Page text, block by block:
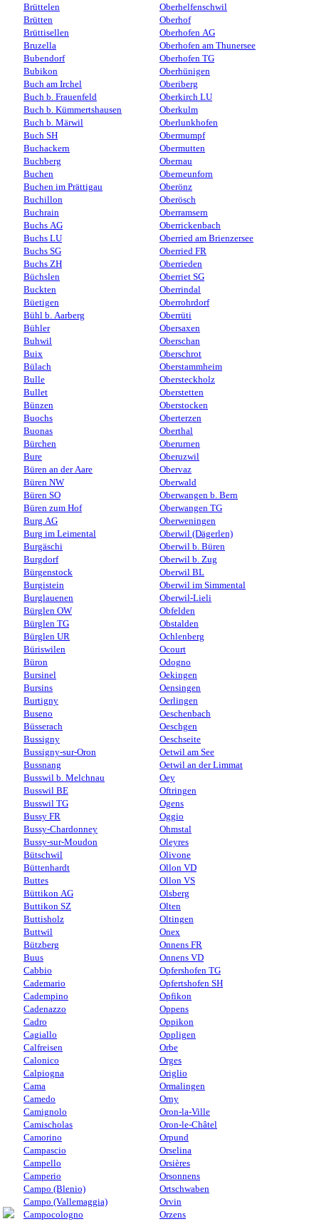
Brüttelen
Brütten
Brüttisellen
Bruzella
Bubendorf
Bubikon
Buch am Irchel
Buch b. Frauenfeld
Buch b. Kümmertshausen
Buch b. Märwil
Buch SH
Buchackern
Buchberg
Buchen
Buchen im Prättigau
Buchillon
Buchrain
Buchs AG
Buchs LU
Buchs SG
Buchs ZH
Büchslen
Buckten
Büetigen
Bühl b. Aarberg
Bühler
Buhwil
Buix
Bülach
Bulle
Bullet
Bünzen
Buochs
Buonas
Bürchen
Bure
Büren an der Aare
Büren NW
Büren SO
Büren zum Hof
Burg AG
Burg im Leimental
Burgäschi
Burgdorf
Bürgenstock
Burgistein
Burglauenen
Bürglen OW
Bürglen TG
Bürglen UR
Büriswilen
Büron
Bursinel
Bursins
Burtigny
Buseno
Büsserach
Bussigny
Bussigny-sur-Oron
Bussnang
Busswil b. Melchnau
Busswil BE
Busswil TG
Bussy FR
Bussy-Chardonney
Bussy-sur-Moudon
Bütschwil
Büttenhardt
Buttes
Büttikon AG
Buttikon SZ
Buttisholz
Buttwil
Bützberg
Buus
Cabbio
Cademario
Cadempino
Cadenazzo
Cadro
Cagiallo
Calfreisen
Calonico
Calpiogna
Cama
Camedo
Camignolo
Camischolas
Camorino
Campascio
Campello
Camperio
Campo (Blenio)
Campo (Vallemaggia)
Campocologno
Oberhelfenschwil
Oberhof
Oberhofen AG
Oberhofen am Thunersee
Oberhofen TG
Oberhünigen
Oberiberg
Oberkirch LU
Oberkulm
Oberlunkhofen
Obermumpf
Obermutten
Obernau
Oberneunforn
Oberönz
Oberösch
Oberramsern
Oberrickenbach
Oberried am Brienzersee
Oberried FR
Oberrieden
Oberriet SG
Oberrindal
Oberrohrdorf
Oberrüti
Obersaxen
Oberschan
Oberschrot
Oberstammheim
Obersteckholz
Oberstetten
Oberstocken
Oberterzen
Oberthal
Oberurnen
Oberuzwil
Obervaz
Oberwald
Oberwangen b. Bern
Oberwangen TG
Oberweningen
Oberwil (Dägerlen)
Oberwil b. Büren
Oberwil b. Zug
Oberwil BL
Oberwil im Simmental
Oberwil-Lieli
Obfelden
Obstalden
Ochlenberg
Ocourt
Odogno
Oekingen
Oensingen
Oerlingen
Oeschenbach
Oeschgen
Oeschseite
Oetwil am See
Oetwil an der Limmat
Oey
Oftringen
Ogens
Oggio
Ohmstal
Oleyres
Olivone
Ollon VD
Ollon VS
Olsberg
Olten
Oltingen
Onex
Onnens FR
Onnens VD
Opfershofen TG
Opfertshofen SH
Opfikon
Oppens
Oppikon
Oppligen
Orbe
Orges
Origlio
Ormalingen
Orny
Oron-la-Ville
Oron-le-Châtel
Orpund
Orselina
Orsières
Orsonnens
Ortschwaben
Orvin
Orzens